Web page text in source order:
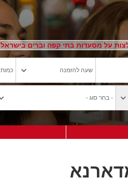
על מסעדות בתי קפה וברים בישראל